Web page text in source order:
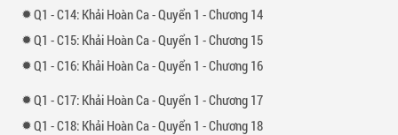
1 - 14: Khải Hoàn Ca - Quyển 1 - Chương 14
1 - 15: Khải Hoàn Ca - Quyển 1 - Chương 15
1 - 16: Khải Hoàn Ca - Quyển 1 - Chương 16
1 - 17: Khải Hoàn Ca - Quyển 1 - Chương 17
1 - 18: Khải Hoàn Ca - Quyển 1 - Chương 18